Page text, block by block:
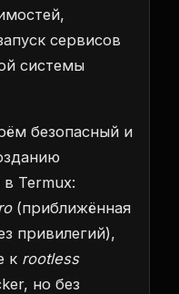
сервисов
системы
безопасный и
Termux:
(приближённая
привилегий),
к rootless
но без